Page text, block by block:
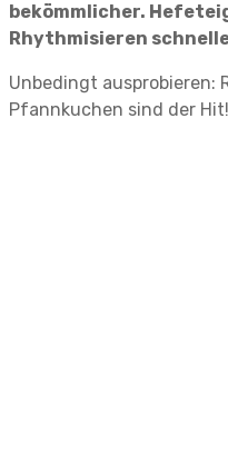
bekömmlicher.
Rhythmisieren
Unbedingt ausprobieren:
Pfannkuchen sind der Hit!